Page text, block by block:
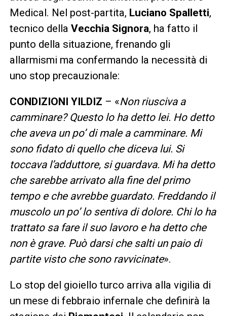
Medical. Nel post-partita, Luciano Spalletti,
tecnico della Vecchia Signora, ha fatto il
punto della situazione, frenando gli
allarmismi ma confermando la necessità di
uno stop precauzionale:
CONDIZIONI YILDIZ – «Non riusciva a
camminare? Questo lo ha detto lei. Ho detto
che aveva un po’ di male a camminare. Mi
sono fidato di quello che diceva lui. Si
toccava l’adduttore, si guardava. Mi ha detto
che sarebbe arrivato alla fine del primo
tempo e che avrebbe guardato. Freddando il
muscolo un po’ lo sentiva di dolore. Chi lo ha
trattato sa fare il suo lavoro e ha detto che
non è grave. Può darsi che salti un paio di
partite visto che sono ravvicinate».
Lo stop del gioiello turco arriva alla vigilia di
un mese di febbraio infernale che definirà la